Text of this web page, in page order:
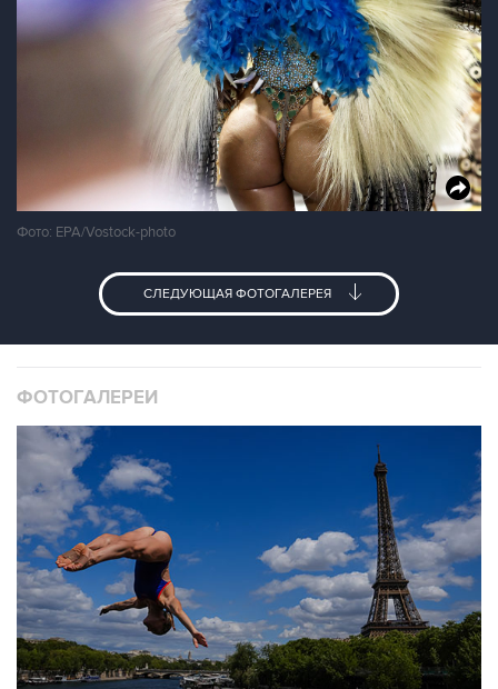
Фото: EPA/Vostock-photo
СЛЕДУЮЩАЯ ФОТОГАЛЕРЕЯ
ФОТОГАЛЕРЕИ